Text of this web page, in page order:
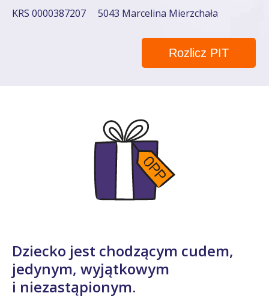
KRS 0000387207 5043 Marcelina Mierzchała
Rozlicz PIT
Dziecko jest chodzącym cudem,
jedynym, wyjątkowym
i niezastąpionym.